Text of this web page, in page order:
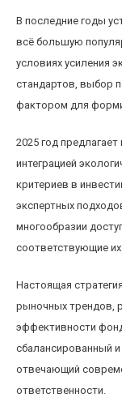
В последние годы
всё большую
условиях усиления
стандартов, выбор
фактором для
2025 год
интеграцией
критериев в
экспертных
многообразии
соответствующие
Настоящая
рыночных трендов,
эффективности
сбалансированный
отвечающий
ответственности.